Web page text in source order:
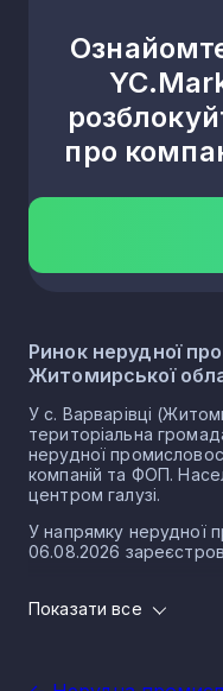
про
Ринок нерудної
Житомирської
У с. Варварівці
територіальна
нерудної
компаній та ФОП.
центром галузі.
У напрямку нерудної
06.08.2026
1 ФОП
Показати все